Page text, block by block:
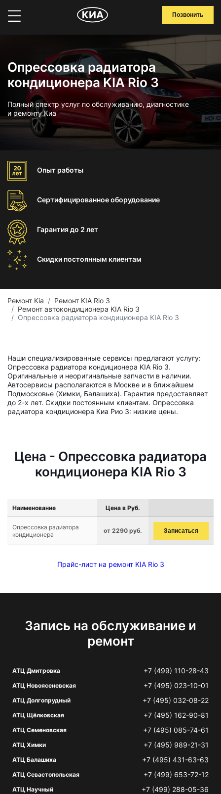
Позвонить
Опрессовка радиатора
кондиционера KIA Rio 3
Полный спектр услуг по обслуживанию, диагностике
и ремонту Киа
Опыт работы
Сертифицированноеоборудование
Гарантиядо 2 лет
Скидки постоянным клиентам
Ремонт Kia
Ремонт KIA Rio 3
Ремонт автокондиционера KIA Rio 3
Опрессовка радиатора кондиционера KIA Rio 3
Наши специализированные сервисы предлагают услугу:
Опрессовка радиатора кондиционера KIA Rio 3.
Оригинальные и неоригинальные запчасти в наличии.
Автосервисы располагаются в Москве и в ближайшем
Подмосковье (Химки, Балашиха). Гарантия предоставляет
до 2-х лет. Скидки постоянным клиентам. Опрессовка
радиатора кондиционера Киа Рио 3: низкие цены.
Цена - Опрессовка радиатора
кондиционера KIA Rio 3
Наименование Цена в Руб.
Опрессовка радиатора
кондиционера
от 2290 руб. Записаться
Прайс-лист на ремонт KIA Rio 3
Запись на обслуживание и
ремонт
АТЦ Дмитровка +7 (499) 110-28-43
АТЦ Новоясеневская +7 (495) 023-10-01
АТЦ Долгопрудный +7 (495) 032-08-22
АТЦ Щёлковская +7 (495) 162-90-81
АТЦ Семеновская +7 (495) 085-74-61
АТЦ Химки +7 (495) 989-21-31
АТЦ Балашиха +7 (495) 431-63-63
АТЦ Севастопольская +7 (499) 653-72-12
АТЦ Научный +7 (499) 288-05-36